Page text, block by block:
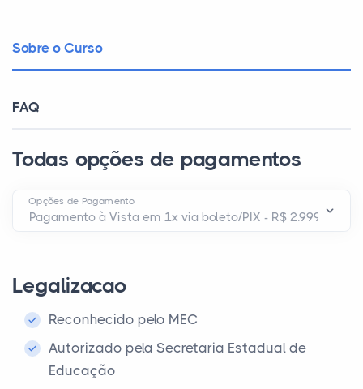
Sobre o Curso
FAQ
Todas opções de pagamentos
Opções de Pagamento
Legalizacao
Reconhecido pelo MEC
Autorizado pela Secretaria Estadual de
Educação